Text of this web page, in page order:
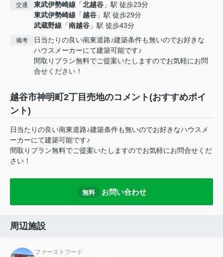
交通 東武伊勢崎線 「北越谷 」駅 徒歩23分
東武伊勢崎線 「越谷 」駅 徒歩29分
武蔵野線 「南越谷 」駅 徒歩43分
備考
日当たりの良い南東道路♪建築条件も無いのでお好きな
ハウスメーカーにて建築可能です♪
間取りプラン無料でご提案いたしますのでお気軽にお問
合せください！
越谷市神明町2丁目売地のコメント(おすすめポイ
ント)
日当たりの良い南東道路♪建築条件も無いのでお好きなハウスメ
ーカーにて建築可能です♪
間取りプラン無料でご提案いたしますのでお気軽にお問合せくだ
さい！
無料 お問い合わせ
周辺施設
ファーストフード